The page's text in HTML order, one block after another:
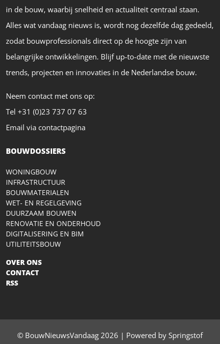
in de bouw, waarbij snelheid en actualiteit centraal staan.
Alles wat vandaag nieuws is, wordt nog dezelfde dag gedeeld,
zodat bouwprofessionals direct op de hoogte zijn van
belangrijke ontwikkelingen. Blijf up-to-date met de nieuwste
trends, projecten en innovaties in de Nederlandse bouw.
Neem contact met ons op:
Tel +31 (0)23 737 07 63
Email via contactpagina
BOUWDOSSIERS
WONINGBOUW
INFRASTRUCTUUR
BOUWMATERIALEN
WET- EN REGELGEVING
DUURZAAM BOUWEN
RENOVATIE EN ONDERHOUD
DIGITALISERING EN BIM
UTILITEITSBOUW
OVER ONS
CONTACT
RSS
© BouwNieuwsVandaag 2026 | Powered by Springstof